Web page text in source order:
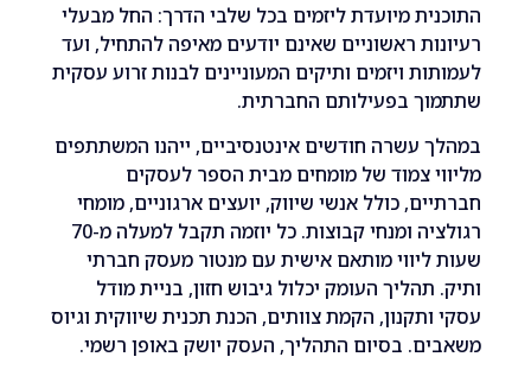
מיועדת ליזמים בכל שלבי הדרך: החל מבעלי
ראשוניים שאינם יודעים מאיפה להתחיל, ועד
ויזמים ותיקים המעוניינים לבנות זרוע עסקית
בפעילותם החברתית.
עשרה חודשים אינטנסיביים, ייהנו המשתתפים
צמוד של מומחים מבית הספר לעסקים
כולל אנשי שיווק, יועצים ארגוניים, מומחי
רגולציה ומנחי קבוצות. כל יוזמה תקבל למעלה מ-70
מותאם אישית עם מנטור מעסק חברתי
העומק יכלול גיבוש חזון, בניית מודל
הקמת צוותים, הכנת תכנית שיווקית וגיוס
בסיום התהליך, העסק יושק באופן רשמי.